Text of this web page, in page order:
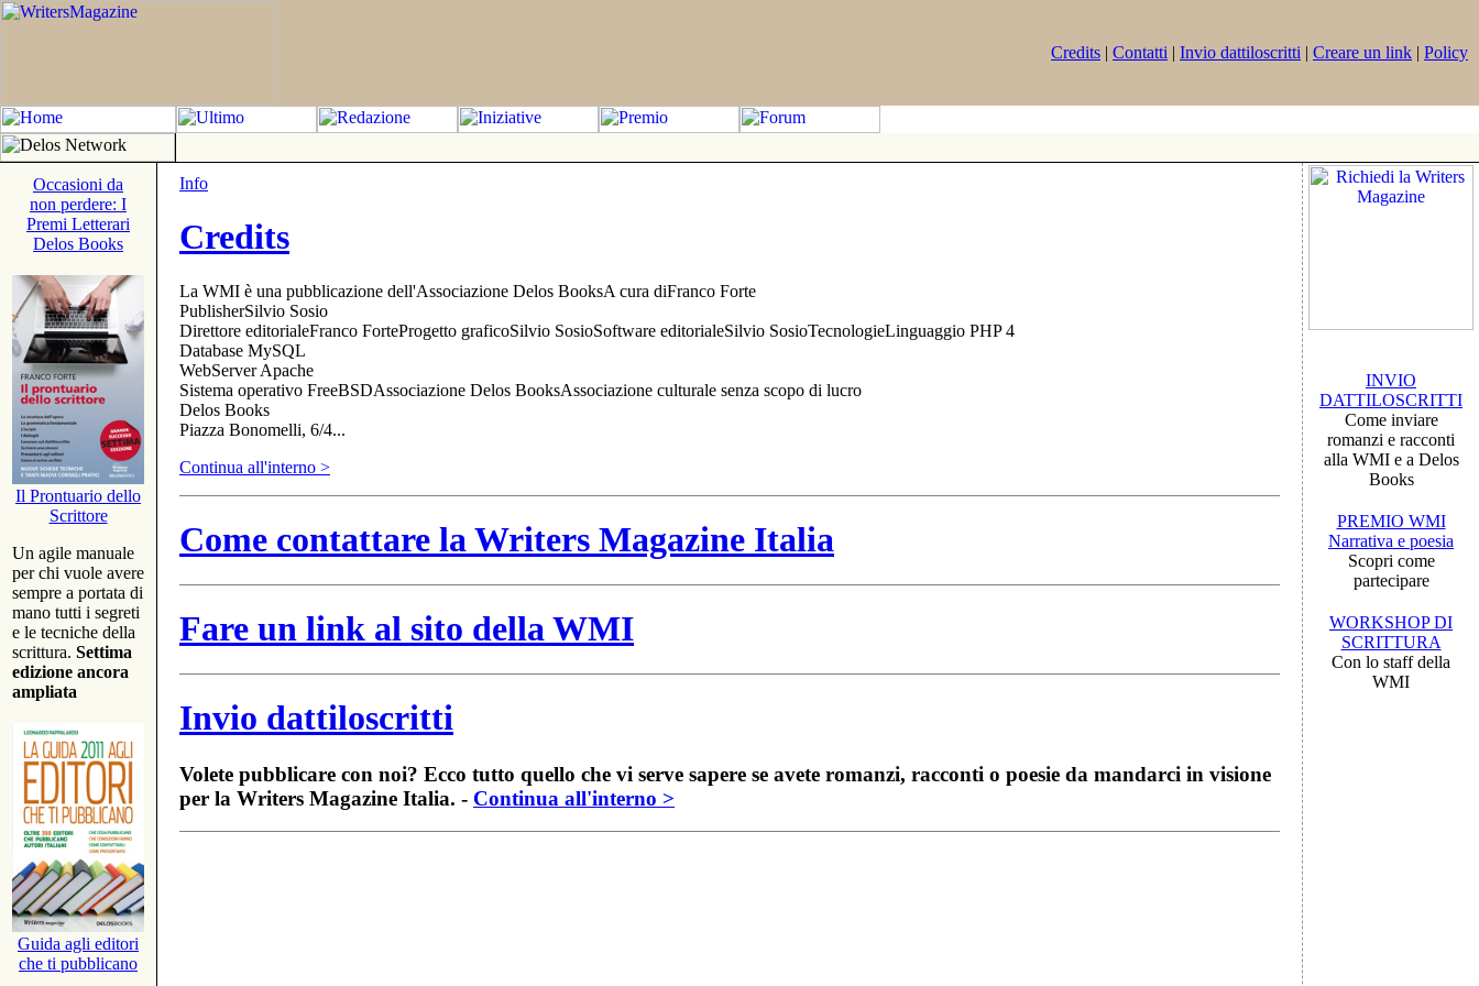
Credits | Contatti | Invio dattiloscritti | Creare un link | Policy
Occasioni da
non perdere: I
Premi Letterari
Delos Books
Il Prontuario dello
Scrittore
Un agile manuale
per chi vuole avere
sempre a portata di
mano tutti i segreti
e le tecniche della
scrittura. Settima
edizione ancora
ampliata
Guida agli editori
che ti pubblicano
Info
Credits
La WMI è una pubblicazione dell'Associazione Delos BooksA cura diFranco Forte
PublisherSilvio Sosio
Direttore editorialeFranco ForteProgetto graficoSilvio SosioSoftware editorialeSilvio SosioTecnologieLinguaggio PHP 4
Database MySQL
WebServer Apache
Sistema operativo FreeBSDAssociazione Delos BooksAssociazione culturale senza scopo di lucro
Delos Books
Piazza Bonomelli, 6/4...
Continua all'interno >
Come contattare la Writers Magazine Italia
Fare un link al sito della WMI
Invio dattiloscritti
Volete pubblicare con noi? Ecco tutto quello che vi serve sapere se avete romanzi, racconti o poesie da mandarci in visione
per la Writers Magazine Italia. - Continua all'interno >
INVIO
DATTILOSCRITTI
Come inviare
romanzi e racconti
alla WMI e a Delos
Books
PREMIO WMI
Narrativa e poesia
Scopri come
partecipare
WORKSHOP DI
SCRITTURA
Con lo staff della
WMI